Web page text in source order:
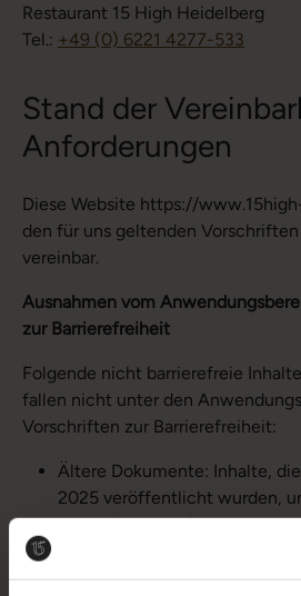
Restaurant 15 High Heidelberg
Tel.: +49 (0) 6221 4277-533
Stand der
Anforderungen
Diese Website https://
den für uns geltenden
vereinbar.
Ausnahmen vom
zur Barrierefreiheit
Folgende nicht barrierefreie
fallen nicht unter den
Vorschriften zur Barrierefreiheit:
Ältere Dokumente: Inhalte,
2025 veröffentlicht wurden,
gesetzlichen Anforderungen.
Anpassungen vorgesehen.